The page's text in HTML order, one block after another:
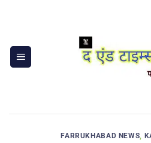
FARRUKHABAD NEWS,